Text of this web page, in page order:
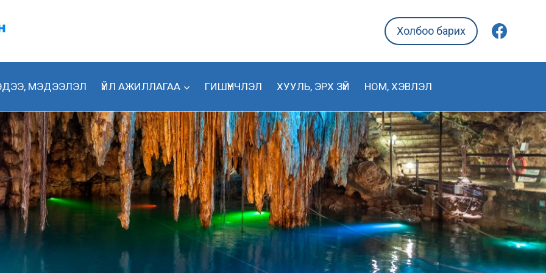
Холбоо барих
МЭДЭЭЛЭЛ ҮЙЛ АЖИЛЛАГАА ГИШҮҮНЧЛЭЛ ХУУЛЬ, ЭРХ ЗҮЙ НОМ, ХЭВЛЭЛ